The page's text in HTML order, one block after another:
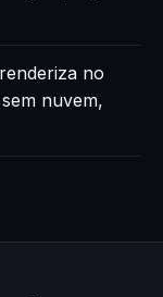
no
nuvem,